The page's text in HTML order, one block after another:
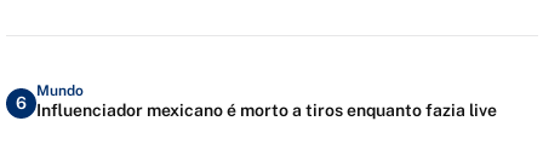
6
Mundo
Influenciador mexicano é morto a tiros enquanto fazia live